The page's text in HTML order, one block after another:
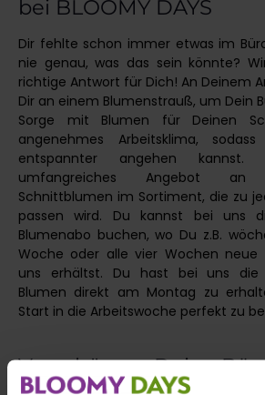
bei BLOOMY DAYS
Dir fehlte schon immer etwas im
nie genau, was das sein könnte?
richtige Antwort für Dich! An Deinem
Dir an einem Blumenstrauß, um Dein
Sorge mit Blumen für Deinen
angenehmes Arbeitsklima,
entspannter angehen
umfangreiches Angebot an
Schnittblumen im Sortiment, die zu
passen wird. Du kannst bei uns
Blumenabo buchen, wo Du z.B.
Woche oder alle vier Wochen neue
uns erhältst. Du hast bei uns die
Blumen direkt am Montag zu
Start in die Arbeitswoche perfekt zu
Verschönere Deine